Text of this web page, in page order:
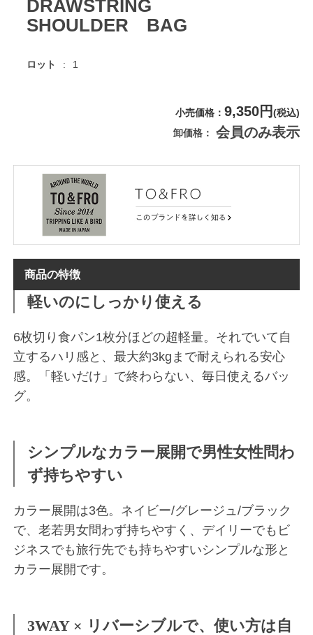
DRAWSTRING
SHOULDER BAG
ロット 1
小売価格 9,350円(税込)
卸価格
会員のみ表示
商品の特徴
軽いのにしっかり使える
6枚切り食パン1枚分ほどの超軽量。それでいて自
立するハリ感と、最大約3kgまで耐えられる安心
感。「軽いだけ」で終わらない、毎日使えるバッ
グ。
シンプルなカラー展開で男性女性問わ
ず持ちやすい
カラー展開は3色。ネイビー/グレージュ/ブラック
で、老若男女問わず持ちやすく、デイリーでもビ
ジネスでも旅行先でも持ちやすいシンプルな形と
カラー展開です。
3WAY × リバーシブルで、使い方は自